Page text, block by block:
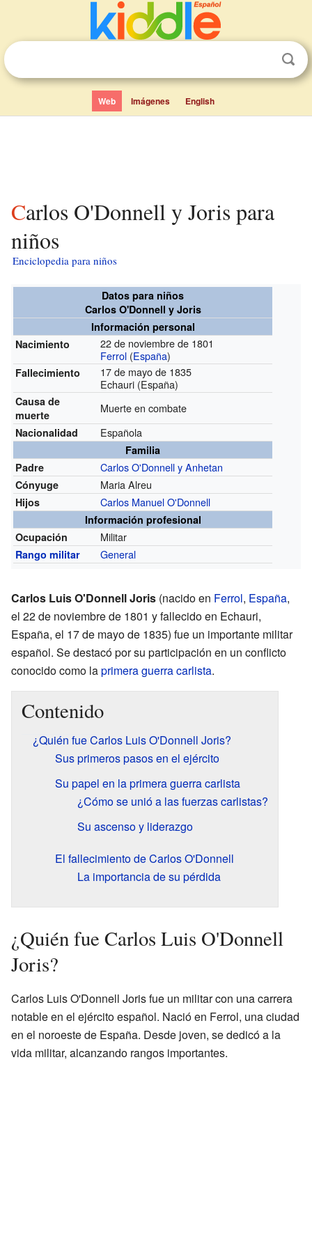
Web Imágenes English
Carlos O'Donnell y Joris para
niños
Enciclopedia para niños
Datos para niños
Carlos O'Donnell y Joris
Información personal
Nacimiento
22 de noviembre de 1801
Ferrol (España)
Fallecimiento
17 de mayo de 1835
Echauri (España)
Causa de
muerte
Muerte en combate
Nacionalidad Española
Familia
Padre
Carlos O'Donnell y Anhetan
Cónyuge Maria Alreu
Hijos Carlos Manuel O'Donnell
Información profesional
Ocupación
Militar
Rango militar General
Carlos Luis O'Donnell Joris (nacido en Ferrol, España,
el 22 de noviembre de 1801 y fallecido en Echauri,
España, el 17 de mayo de 1835) fue un importante militar
español. Se destacó por su participación en un conflicto
conocido como laprimera guerra carlista.
Contenido
¿Quién fue Carlos Luis O'Donnell Joris?
Sus primeros pasos en el ejército
Su papel en la primera guerra carlista
¿Cómo se unió a las fuerzas carlistas?
Su ascenso y liderazgo
El fallecimiento de Carlos O'Donnell
La importancia de su pérdida
¿Quién fue Carlos Luis O'Donnell
Joris?
Carlos Luis O'Donnell Joris fue un militar con una carrera
notable en el ejército español. Nació en Ferrol, una ciudad
en el noroeste de España. Desde joven, se dedicó a la
vida militar, alcanzando rangos importantes.